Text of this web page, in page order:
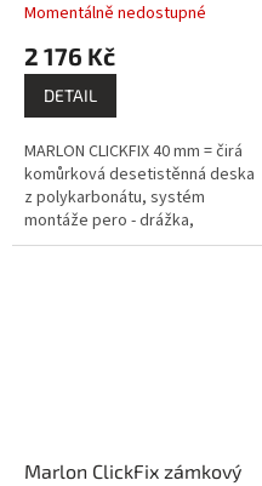
Momentálně nedostupné
2 176 Kč
DETAIL
MARLON CLICKFIX 40 mm = čirá
komůrková desetistěnná deska
z polykarbonátu, systém
montáže pero - drážka,
prémiový výrobce BRETT
Marlon ClickFix zámkový